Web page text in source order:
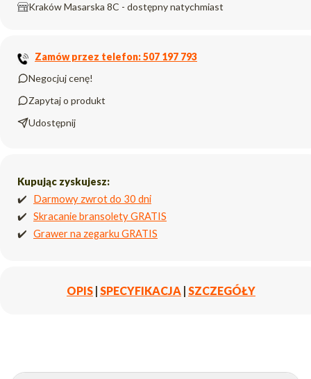
Kraków Masarska 8C - dostępny natychmiast
Zamów przez telefon: 507 197 793
Negocjuj cenę!
Zapytaj o produkt
Udostępnij
Kupując zyskujesz:
✔️ Darmowy zwrot do 30 dni
✔️ Skracanie bransolety GRATIS
✔️ Grawer na zegarku GRATIS
OPIS | SPECYFIKACJA | SZCZEGÓŁY